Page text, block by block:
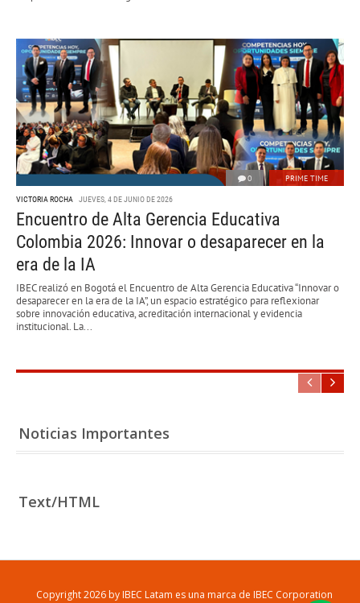
0 PRIME TIME
VICTORIA ROCHA JUEVES, 4 DE JUNIO DE 2026
Encuentro de Alta Gerencia Educativa
Colombia 2026: Innovar o desaparecer en la
era de la IA
IBEC realizó en Bogotá el Encuentro de Alta Gerencia Educativa “Innovar o
desaparecer en la era de la IA”, un espacio estratégico para reflexionar
sobre innovación educativa, acreditación internacional y evidencia
institucional. La...
Noticias Importantes
Text/HTML
Copyright 2026 by IBEC Latam es una marca de IBEC Corporation